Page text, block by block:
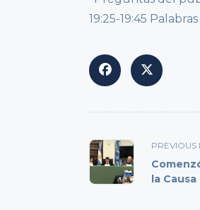
19:25-19:45
<span
class="nav-
subtitle
screen-
PREVIOUS
la Causa